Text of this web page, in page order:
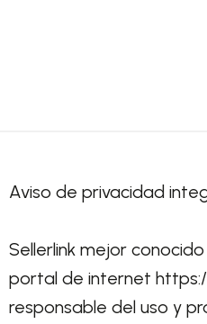
Aviso de privacidad
Sellerlink mejor
portal de internet
responsable del uso y